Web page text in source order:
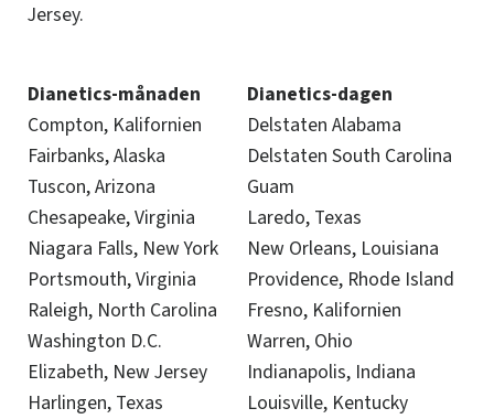
Jersey.
Dianetics-månaden
Compton, Kalifornien
Fairbanks, Alaska
Tuscon, Arizona
Chesapeake, Virginia
Niagara Falls, New York
Portsmouth, Virginia
Raleigh, North Carolina
Washington D.C.
Elizabeth, New Jersey
Harlingen, Texas
Dianetics-dagen
Delstaten Alabama
Delstaten South Carolina
Guam
Laredo, Texas
New Orleans, Louisiana
Providence, Rhode Island
Fresno, Kalifornien
Warren, Ohio
Indianapolis, Indiana
Louisville, Kentucky